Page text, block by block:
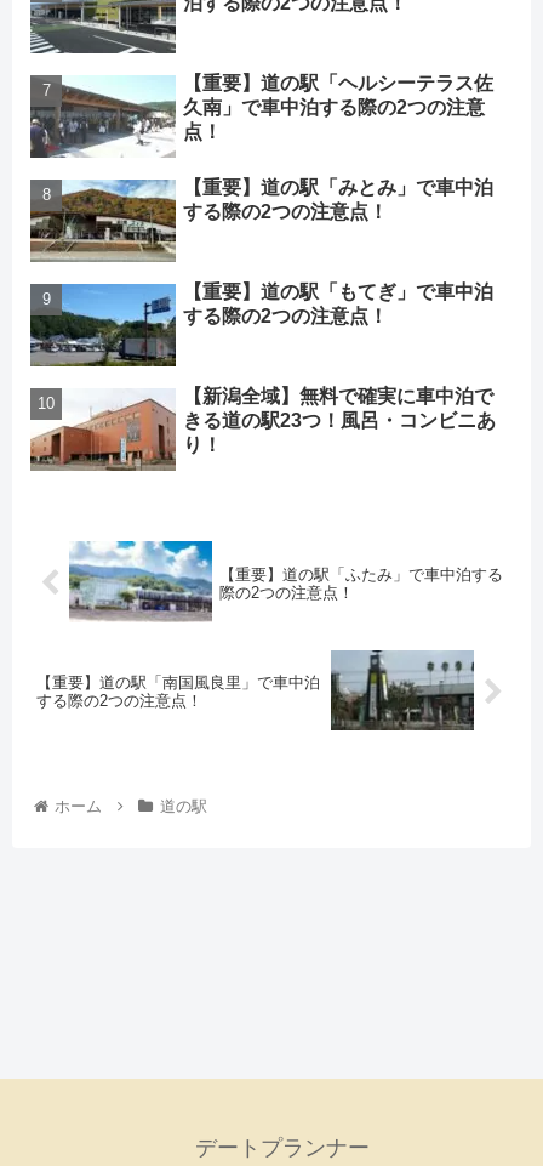
【重要】道の駅「ヘルシーテラス佐
久南」で車中泊する際の2つの注意
点！
【重要】道の駅「みとみ」で車中泊
する際の2つの注意点！
【重要】道の駅「もてぎ」で車中泊
する際の2つの注意点！
【新潟全域】無料で確実に車中泊で
きる道の駅23つ！風呂・コンビニあ
り！
【重要】道の駅「ふたみ」で車中泊する
際の2つの注意点！
【重要】道の駅「南国風良里」で車中泊
する際の2つの注意点！
ホーム 道の駅
デートプランナー